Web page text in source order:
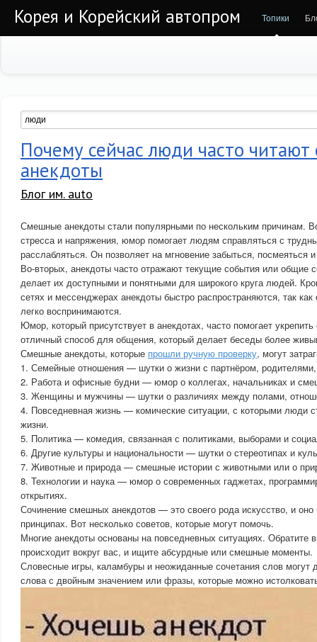
Корея и Корейский автопром Топики
Почему сейчас люди часто
анекдоты
Блог им. auto
Смешные анекдоты стали популярными по нескольким причинам.
стресса и напряжения, юмор помогает людям справляться с
расслабляться. Он позволяет на мгновение забыться, посмеяться
Во-вторых, анекдоты часто отражают текущие события или общие
делает их доступными и понятными для широкого круга людей.
сетях и мессенджерах анекдоты быстро распространяются, так
легко воспринимаются.
Юмор, который присутствует в анекдотах, часто помогает
отличный способ для общения, который делает беседы более
Смешные анекдоты, которые прошли ручную проверку, могут
1. Семейные отношения — шутки о жизни с партнёром,
2. Работа и офисные будни — юмор о коллегах, начальниках и
3. Женщины и мужчины — шутки о различиях между полами,
4. Повседневная жизнь — комические ситуации, с которыми люди
жизни.
5. Политика — комедия, связанная с политиками, выборами и
6. Другие культуры и национальности — шутки о стереотипах и
7. Животные и природа — смешные истории с животными или о
8. Технологии и наука — юмор о современных гаджетах,
открытиях.
Сочинение смешных анекдотов — это своего рода искусство, и оно
принципах. Вот несколько советов, которые могут помочь.
Многие анекдоты основаны на повседневных ситуациях. Обратите
происходит вокруг вас, и ищите абсурдные или смешные моменты.
Словесные игры, каламбуры и неожиданные сочетания слов
слова с двойным значением или фразы, которые можно